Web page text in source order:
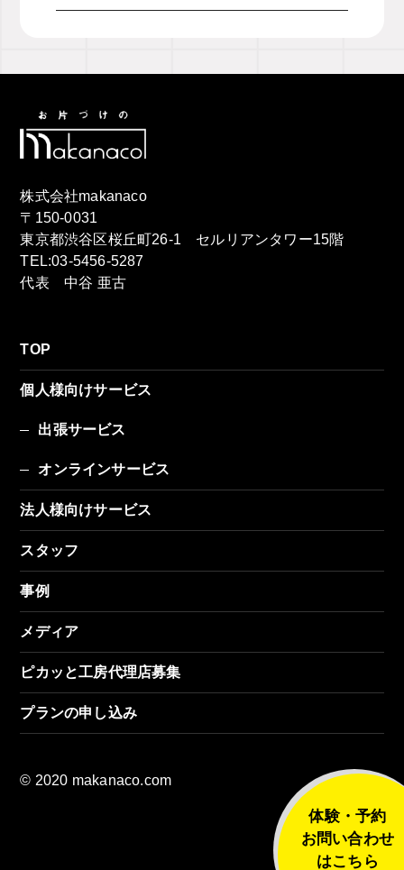
体験・予約
お問い合わせ
はこちら
株式会社makanaco
〒150-0031
東京都渋谷区桜丘町26-1 セルリアンタワー15階
TEL:03-5456-5287
代表 中谷 亜古
TOP
個人様向けサービス
出張サービス
オンラインサービス
法人様向けサービス
スタッフ
事例
メディア
ピカッと工房代理店募集
プランの申し込み
© 2020 makanaco.com